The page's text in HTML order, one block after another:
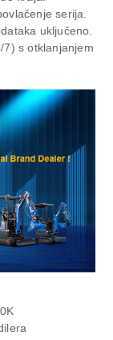
serija.
uključeno.
s otklanjanjem